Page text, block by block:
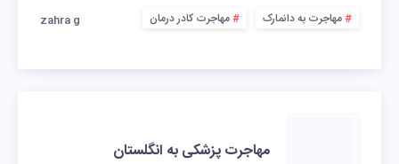
مهاجرت به دانمارک مهاجرت کادر درمان zahra g
مهاجرت پزشکی به انگلستان